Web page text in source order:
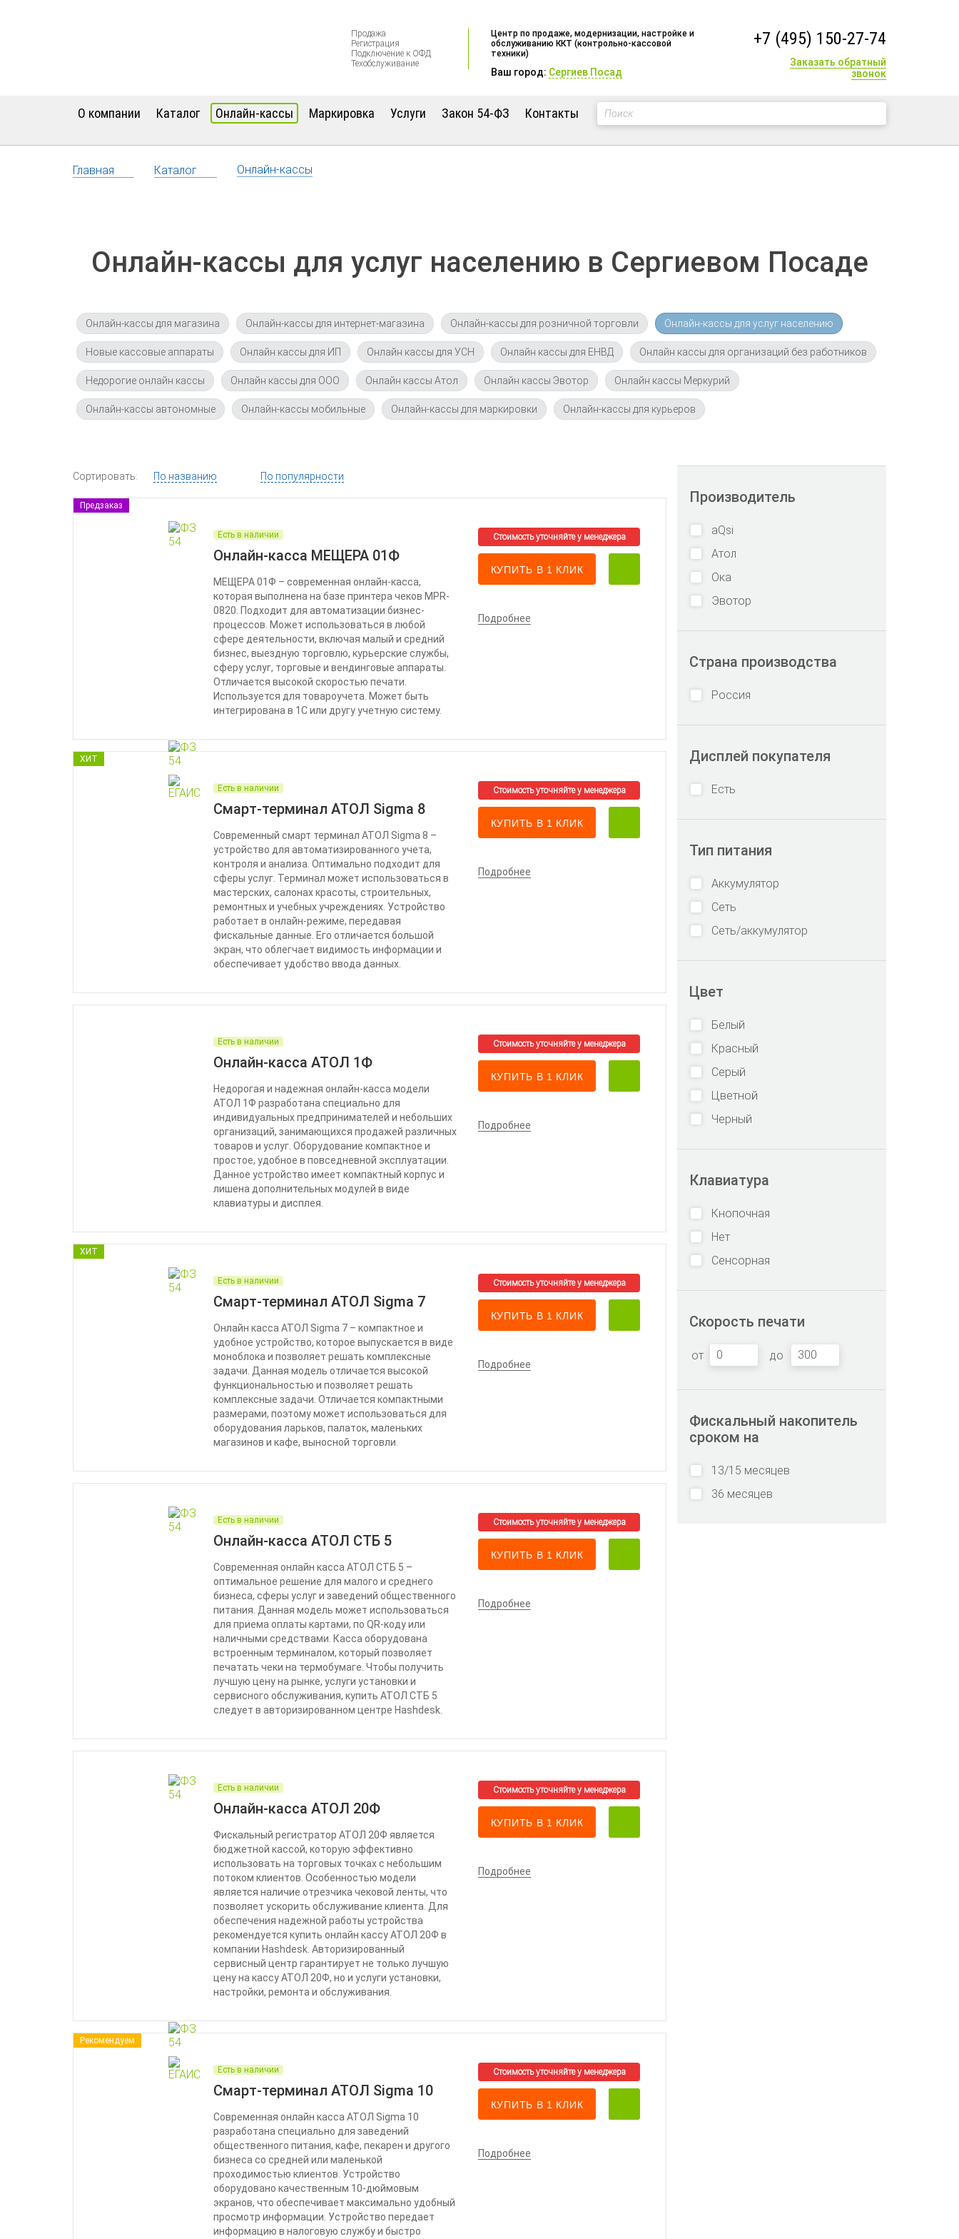
Продажа
Регистрация
Подключение к ОФД
Техобслуживание
Центр по продаже, модернизации, настройке и
обслуживанию ККТ (контрольно-кассовой
техники)
Ваш город: Сергиев Посад
+7 (495) 150-27-74
Заказать обратный
звонок
О компании Каталог Онлайн-кассы Маркировка Услуги Закон 54-ФЗ Контакты
Главная Каталог Онлайн-кассы
Онлайн-кассы для услуг населению в Сергиевом Посаде
Онлайн-кассы для магазина Онлайн-кассы для интернет-магазина Онлайн-кассы для розничной торговли Онлайн-кассы для услуг населению
Новые кассовые аппараты Онлайн кассы для ИП Онлайн кассы для УСН Онлайн кассы для ЕНВД Онлайн кассы для организаций без работников
Недорогие онлайн кассы Онлайн кассы для ООО Онлайн кассы Атол Онлайн кассы Эвотор Онлайн кассы Меркурий
Онлайн-кассы автономные Онлайн-кассы мобильные Онлайн-кассы для маркировки Онлайн-кассы для курьеров
Сортировать: По названию По популярности
Предзаказ
Есть в наличии
Онлайн-касса МЕЩЕРА 01Ф
МЕЩЕРА 01Ф – современная онлайн-касса,
которая выполнена на базе принтера чеков MPR-
0820. Подходит для автоматизации бизнес-
процессов. Может использоваться в любой
сфере деятельности, включая малый и средний
бизнес, выездную торговлю, курьерские службы,
сферу услуг, торговые и вендинговые аппараты.
Отличается высокой скоростью печати.
Используется для товароучета. Может быть
интегрирована в 1С или другу учетную систему.
КУПИТЬ В 1 КЛИК
Подробнее
ХИТ
Есть в наличии
Смарт-терминал АТОЛ Sigma 8
Современный смарт терминал АТОЛ Sigma 8 –
устройство для автоматизированного учета,
контроля и анализа. Оптимально подходит для
сферы услуг. Терминал может использоваться в
мастерских, салонах красоты, строительных,
ремонтных и учебных учреждениях. Устройство
работает в онлайн-режиме, передавая
фискальные данные. Его отличается большой
экран, что облегчает видимость информации и
обеспечивает удобство ввода данных.
КУПИТЬ В 1 КЛИК
Подробнее
Есть в наличии
Онлайн-касса АТОЛ 1Ф
Недорогая и надежная онлайн-касса модели
АТОЛ 1Ф разработана специально для
индивидуальных предпринимателей и небольших
организаций, занимающихся продажей различных
товаров и услуг. Оборудование компактное и
простое, удобное в повседневной эксплуатации.
Данное устройство имеет компактный корпус и
лишена дополнительных модулей в виде
клавиатуры и дисплея.
КУПИТЬ В 1 КЛИК
Подробнее
ХИТ
Есть в наличии
Смарт-терминал АТОЛ Sigma 7
Онлайн касса АТОЛ Sigma 7 – компактное и
удобное устройство, которое выпускается в виде
моноблока и позволяет решать комплексные
задачи. Данная модель отличается высокой
функциональностью и позволяет решать
комплексные задачи. Отличается компактными
размерами, поэтому может использоваться для
оборудования ларьков, палаток, маленьких
магазинов и кафе, выносной торговли.
КУПИТЬ В 1 КЛИК
Подробнее
Есть в наличии
Онлайн-касса АТОЛ СТБ 5
Современная онлайн касса АТОЛ СТБ 5 –
оптимальное решение для малого и среднего
бизнеса, сферы услуг и заведений общественного
питания. Данная модель может использоваться
для приема оплаты картами, по QR-коду или
наличными средствами. Касса оборудована
встроенным терминалом, который позволяет
печатать чеки на термобумаге. Чтобы получить
лучшую цену на рынке, услуги установки и
сервисного обслуживания, купить АТОЛ СТБ 5
следует в авторизированном центре Hashdesk.
КУПИТЬ В 1 КЛИК
Подробнее
Есть в наличии
Онлайн-касса АТОЛ 20Ф
Фискальный регистратор АТОЛ 20Ф является
бюджетной кассой, которую эффективно
использовать на торговых точках с небольшим
потоком клиентов. Особенностью модели
является наличие отрезчика чековой ленты, что
позволяет ускорить обслуживание клиента. Для
обеспечения надежной работы устройства
рекомендуется купить онлайн кассу АТОЛ 20Ф в
компании Hashdesk. Авторизированный
сервисный центр гарантирует не только лучшую
цену на кассу АТОЛ 20Ф, но и услуги установки,
настройки, ремонта и обслуживания.
КУПИТЬ В 1 КЛИК
Подробнее
Рекомендуем
Есть в наличии
Смарт-терминал АТОЛ Sigma 10
Современная онлайн касса АТОЛ Sigma 10
разработана специально для заведений
общественного питания, кафе, пекарен и другого
бизнеса со средней или маленькой
проходимостью клиентов. Устройство
оборудовано качественным 10-дюймовым
экранов, что обеспечивает максимально удобный
просмотр информации. Устройство передает
информацию в налоговую службу и быстро
КУПИТЬ В 1 КЛИК
Подробнее
Производитель
aQsi
Атол
Ока
Эвотор
Страна производства
Россия
Дисплей покупателя
Есть
Тип питания
Аккумулятор
Сеть
Сеть/аккумулятор
Цвет
Белый
Красный
Серый
Цветной
Черный
Клавиатура
Кнопочная
Нет
Сенсорная
Скорость печати
от до
Фискальный накопитель
сроком на
13/15 месяцев
36 месяцев